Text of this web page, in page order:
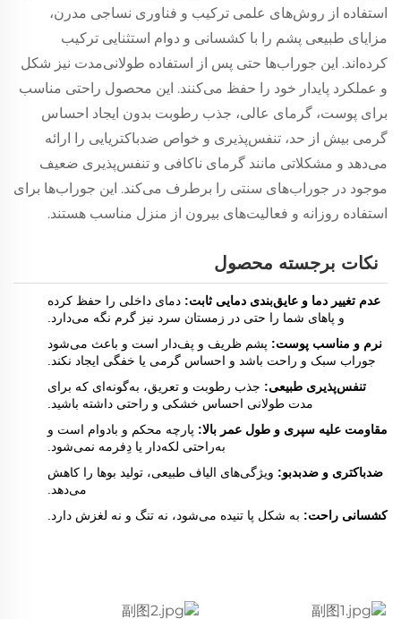
استفاده از روش‌های علمی ترکیب و فناوری نساجی مدرن،
مزایای طبیعی پشم را با کشسانی و دوام استثنایی ترکیب
کرده‌اند. این جوراب‌ها حتی پس از استفاده طولانی‌مدت نیز شکل
و عملکرد پایدار خود را حفظ می‌کنند. این محصول راحتی مناسب
برای پوست، گرمای عالی، جذب رطوبت بدون ایجاد احساس
گرمی بیش از حد، تنفس‌پذیری و خواص ضدباکتریایی را ارائه
می‌دهد و مشکلاتی مانند گرمای ناکافی و تنفس‌پذیری ضعیف
موجود در جوراب‌های سنتی را برطرف می‌کند. این جوراب‌ها برای
استفاده روزانه و فعالیت‌های بیرون از منزل مناسب هستند.
نکات برجسته محصول
عدم تغییر دما و عایق‌بندی دمایی ثابت: دمای داخلی را حفظ کرده
و پاهای شما را حتی در زمستان سرد نیز گرم نگه می‌دارد.
نرم و مناسب پوست: پشم ظریف و پف‌دار است و باعث می‌شود
جوراب سبک و راحت باشد و احساس گرمی یا خفگی ایجاد نکند.
تنفس‌پذیری طبیعی: جذب رطوبت و تعریق، به‌گونه‌ای که برای
مدت طولانی احساس خشکی و راحتی داشته باشید.
مقاومت علیه سپری و طول عمر بالا: پارچه محکم و بادوام است و
به‌راحتی لکه‌دار یا دِفرمه نمی‌شود.
ضدباکتری و ضدبدبو: ویژگی‌های الیاف طبیعی، تولید بوها را کاهش
می‌دهد.
کشسانی راحت: به شکل پا تنیده می‌شود، نه تنگ و نه لغزش دارد.